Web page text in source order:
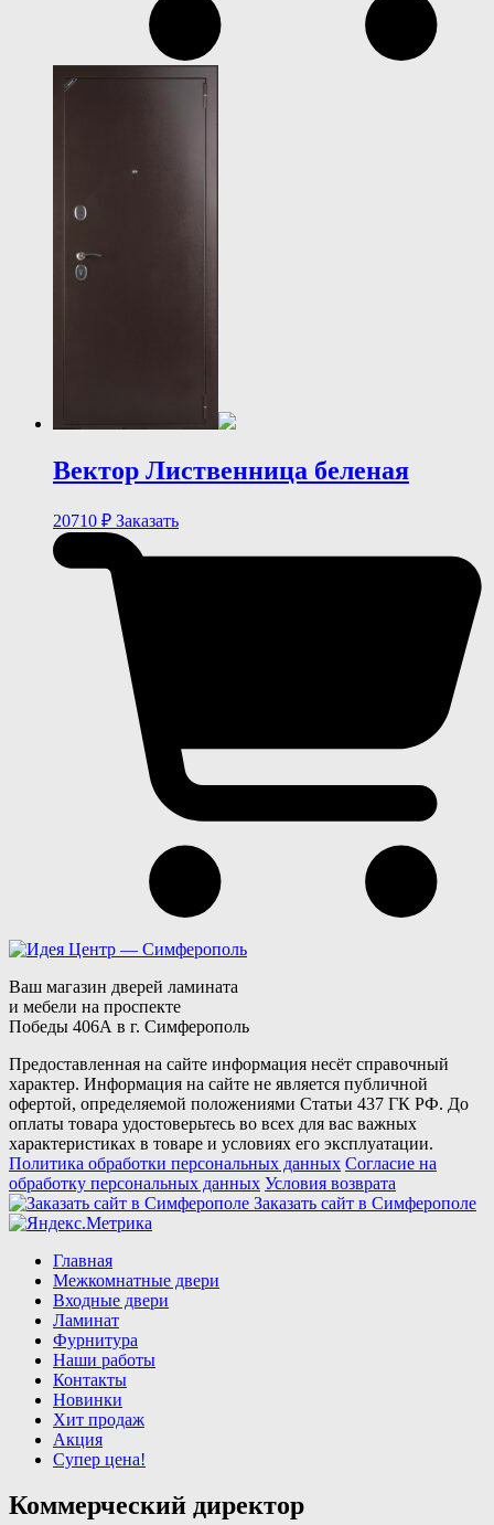
Вектор Лиственница беленая
20710 ₽ Заказать
Ваш магазин дверей ламината
и мебели на проспекте
Победы 406А в г. Симферополь
Предоставленная на сайте информация несёт справочный
характер. Информация на сайте не является публичной
офертой, определяемой положениями Статьи 437 ГК РФ. До
оплаты товара удостоверьтесь во всех для вас важных
характеристиках в товаре и условиях его эксплуатации.
Политика обработки персональных данных Согласие на
обработку персональных данных Условия возврата
Заказать сайт в Симферополe
Главная
Межкомнатные двери
Входные двери
Ламинат
Фурнитура
Наши работы
Контакты
Новинки
Хит продаж
Акция
Супер цена!
Коммерческий директор